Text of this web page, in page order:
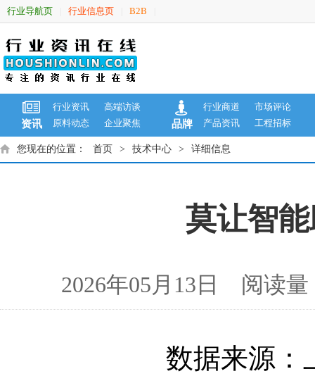
行业导航页 行业信息页 B2B
资讯
行业资讯
高端访谈
原料动态
企业聚焦 品牌
行业商道
市场评论
产品资讯
工程招标
您现在的位置： 首页 > 技术中心 > 详细信息
莫让智
2026年05月13日 阅读
数据来源：